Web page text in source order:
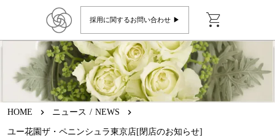
採用に関するお問い合わせ ▶︎ shopping_cart
HOME keyboard_arrow_right ニュース / NEWS keyboard_arrow_right
ユー花園ザ・ペニンシュラ東京店[閉店のお知らせ]